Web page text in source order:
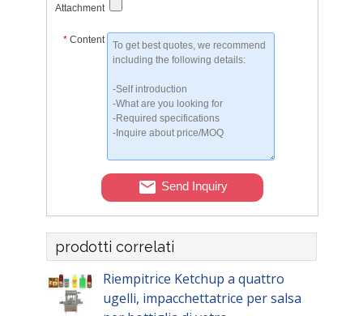
Attachment
* Content
Send Inquiry
prodotti correlati
Riempitrice Ketchup a quattro
ugelli, impacchettatrice per salsa